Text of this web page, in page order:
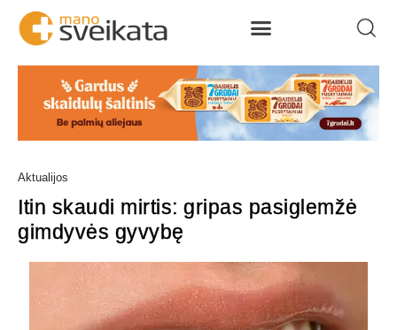
Aktualijos
Itin skaudi mirtis: gripas pasiglemžė
gimdyvės gyvybę